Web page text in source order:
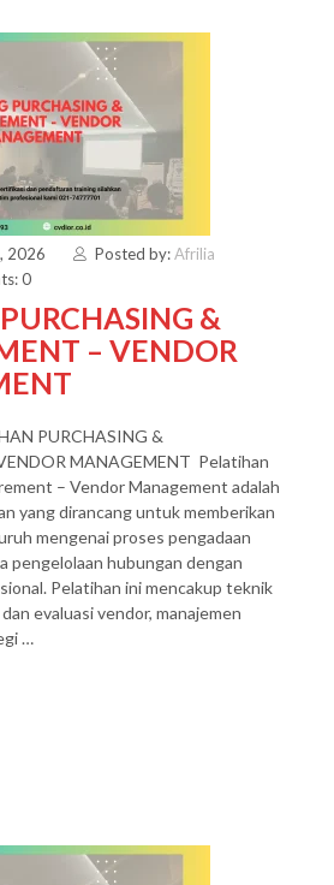
2026 Posted by:Afrilia
0
&
– VENDOR
PURCHASING &
MANAGEMENT Pelatihan
– Vendor Management adalah
yang dirancang untuk memberikan
mengenai proses pengadaan
pengelolaan hubungan dengan
Pelatihan ini mencakup teknik
evaluasi vendor, manajemen
…